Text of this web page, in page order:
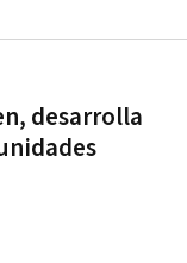
desarrolla